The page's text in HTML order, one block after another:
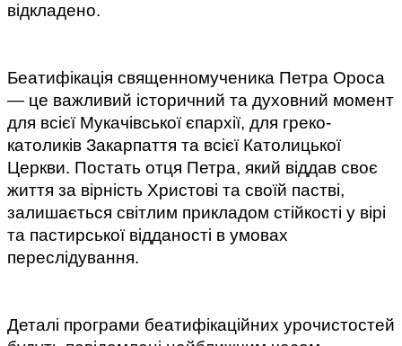
відкладено.
Беатифікація священномученика Петра Ороса
— це важливий історичний та духовний момент
для всієї Мукачівської єпархії, для греко-
католиків Закарпаття та всієї Католицької
Церкви. Постать отця Петра, який віддав своє
життя за вірність Христові та своїй пастві,
залишається світлим прикладом стійкості у вірі
та пастирської відданості в умовах
переслідування.
Деталі програми беатифікаційних урочистостей